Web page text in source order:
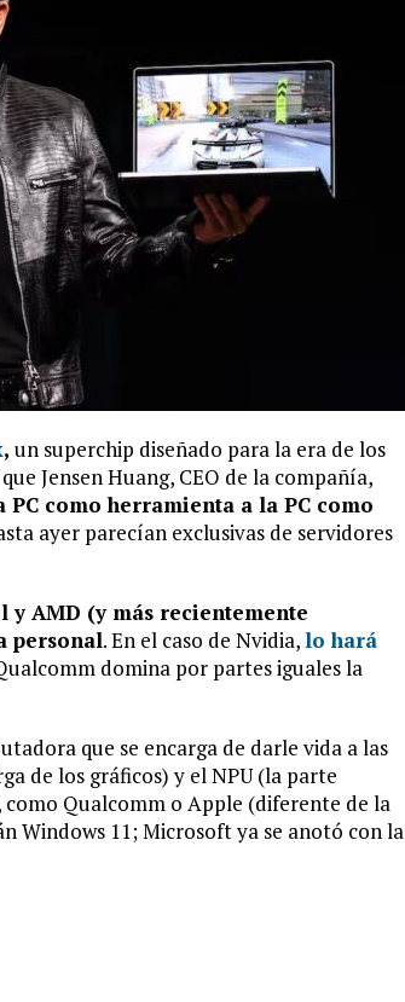
, un superchip diseñado para la era de los
Jensen Huang, CEO de la compañía,
como herramienta a la PC como
ayer parecían exclusivas de servidores
AMD (y más recientemente
personal. En el caso de Nvidia,lo hará
domina por partes iguales la
que se encarga de darle vida a las
de los gráficos) y el NPU (la parte
como Qualcomm o Apple (diferente de la
Windows 11; Microsoft ya se anotó con la